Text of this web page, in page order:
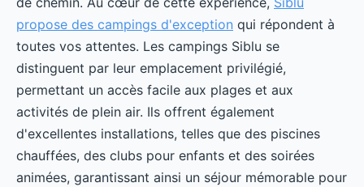
propose des campings d'exception qui répondent à
toutes vos attentes. Les campings Siblu se
distinguent par leur emplacement privilégié,
permettant un accès facile aux plages et aux
activités de plein air. Ils offrent également
d'excellentes installations, telles que des piscines
chauffées, des clubs pour enfants et des soirées
animées, garantissant ainsi un séjour mémorable pour